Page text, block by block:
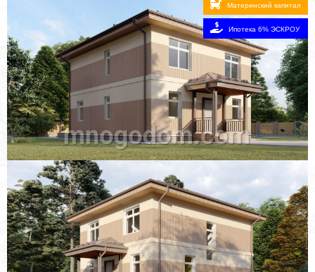
Материнский капитал
Ипотека 6% ЭСКРОУ